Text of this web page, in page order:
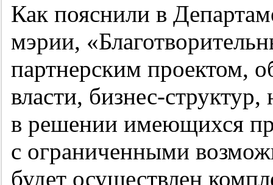
Как пояснили в
мэрии,
партнерским проектом,
власти, бизнес-
в решении имеющихся
с ограниченными
будет осуществлен